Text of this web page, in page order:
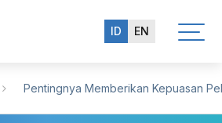
ID EN
Pentingnya Memberikan Kepuasan